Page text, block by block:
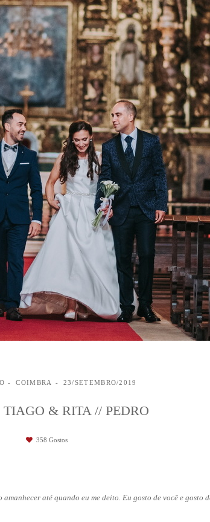
COIMBRA 23/SETEMBRO/2019
& RITA // PEDRO
358 Gostos
até quando eu me deito. Eu gosto de você e